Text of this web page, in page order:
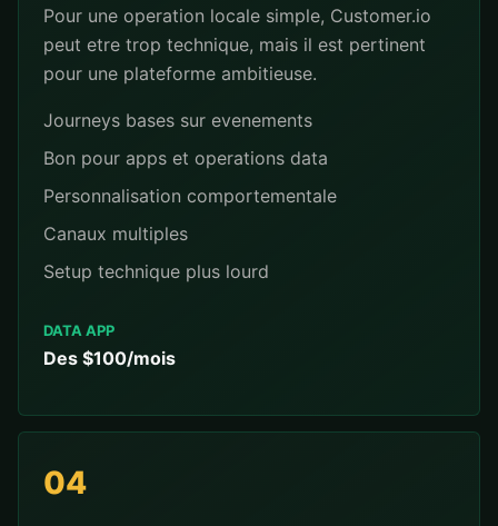
Pour une operation locale simple, Customer.io
peut etre trop technique, mais il est pertinent
pour une plateforme ambitieuse.
Journeys bases sur evenements
Bon pour apps et operations data
Personnalisation comportementale
Canaux multiples
Setup technique plus lourd
DATA APP
Des $100/mois
04